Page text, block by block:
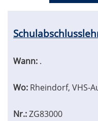
Tabellenüberschriften
können
werden.
Wann: .
Wo: Rheindorf, VHS-
Nr.:ZG83000